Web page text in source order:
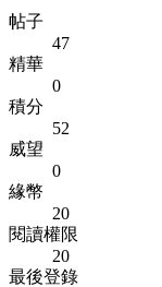
帖子
47
精華
0
積分
52
威望
0
緣幣
20
閱讀權限
20
最後登錄